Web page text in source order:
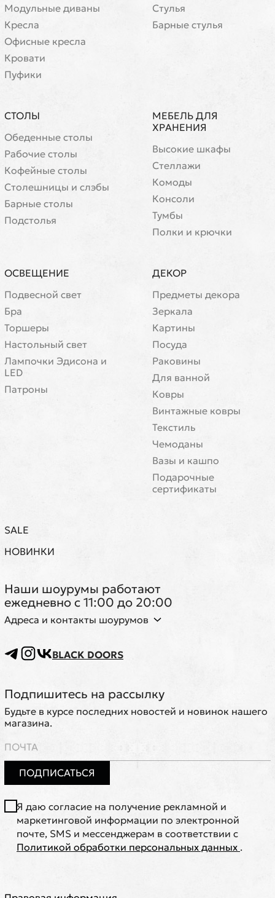
Модульные диваны
Кресла
Офисные кресла
Кровати
Пуфики
Стулья
Барные стулья
СТОЛЫ
Обеденные столы
Рабочие столы
Кофейные столы
Cтолешницы и слэбы
Барные столы
Подстолья
МЕБЕЛЬ ДЛЯ
ХРАНЕНИЯ
Высокие шкафы
Стеллажи
Комоды
Консоли
Тумбы
Полки и крючки
ОСВЕЩЕНИЕ
Подвесной свет
Бра
Торшеры
Настольный свет
Лампочки Эдисона и
LED
Патроны
ДЕКОР
Предметы декора
Зеркала
Картины
Посуда
Раковины
Для ванной
Ковры
Винтажные ковры
Текстиль
Чемоданы
Вазы и кашпо
Подарочные
сертификаты
SALE
НОВИНКИ
Наши шоурумы работают
ежедневно с 11:00 до 20:00
Адреса и контакты шоурумов
BLACK DOORS
Подпишитесь на рассылку
Будьте в курсе последних новостей и новинок нашего
магазина.
ПОДПИСАТЬСЯ
Я даю согласие на получение рекламной и
маркетинговой информации по электронной
почте, SMS и мессенджерам в соответствии с
Политикой обработки персональных данных .